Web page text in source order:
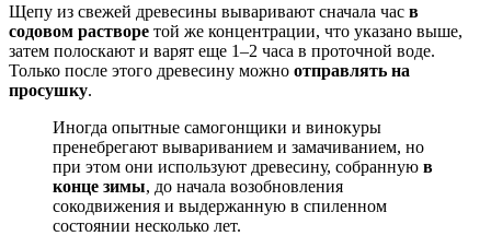
Щепу из свежей древесины вываривают сначала час в
содовом растворе той же концентрации, что указано выше,
затем полоскают и варят еще 1–2 часа в проточной воде.
Только после этого древесину можно отправлять на
просушку.
Иногда опытные самогонщики и винокуры
пренебрегают вывариванием и замачиванием, но
при этом они используют древесину, собранную в
конце зимы, до начала возобновления
сокодвижения и выдержанную в спиленном
состоянии несколько лет.